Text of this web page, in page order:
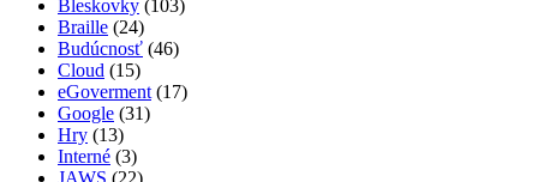
Bleskovky (103)
Braille (24)
Budúcnosť (46)
Cloud (15)
eGoverment (17)
Google (31)
Hry (13)
Interné (3)
JAWS (22)